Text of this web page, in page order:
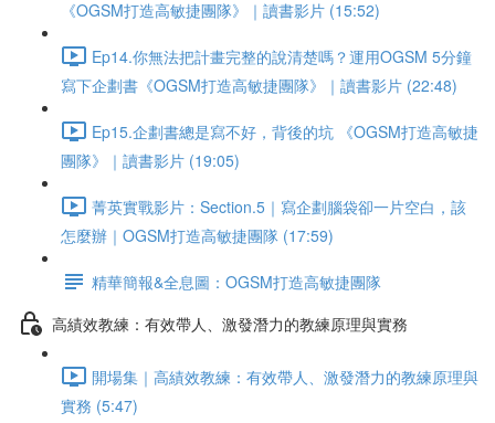
《OGSM打造高敏捷團隊》｜讀書影片 (15:52)
Ep14.你無法把計畫完整的說清楚嗎？運用OGSM 5分鐘
寫下企劃書《OGSM打造高敏捷團隊》｜讀書影片 (22:48)
Ep15.企劃書總是寫不好，背後的坑 《OGSM打造高敏捷
團隊》｜讀書影片 (19:05)
菁英實戰影片：Section.5｜寫企劃腦袋卻一片空白，該
怎麼辦｜OGSM打造高敏捷團隊 (17:59)
精華簡報&全息圖：OGSM打造高敏捷團隊
高績效教練：有效帶人、激發潛力的教練原理與實務
開場集｜高績效教練：有效帶人、激發潛力的教練原理與
實務 (5:47)